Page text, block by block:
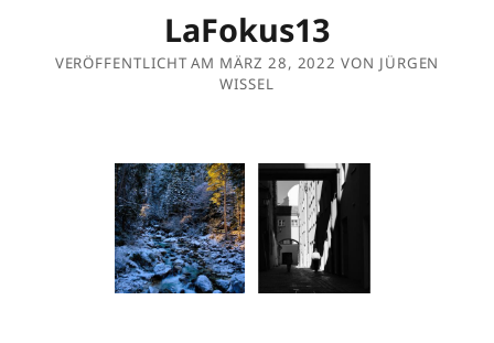
LaFokus13
VERÖFFENTLICHT AM MÄRZ 28, 2022 VON JÜRGEN
WISSEL